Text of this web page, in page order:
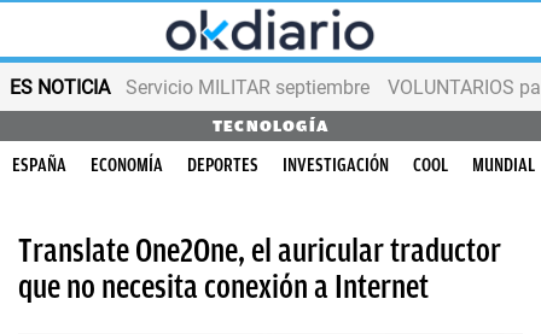
ES NOTICIA Servicio MILITAR septiembre VOLUNTARIOS
TECNOLOGÍA
ESPAÑA ECONOMÍA DEPORTES INVESTIGACIÓN COOL MUNDIAL
Translate One2One, el auricular traductor
que no necesita conexión a Internet